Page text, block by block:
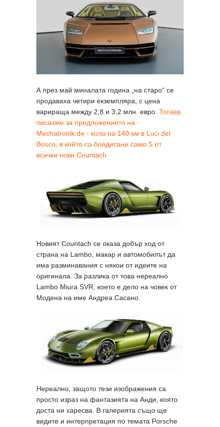
А през май миналата година „на старо“ се
продаваха четири екземпляра, с цена
варираща между 2,8 и 3,2 млн. евро. Тогава
писахме за предложението на
Mechatronik.de - кола на 140 км в Luci del
Bosco, в който са боядисани само 5 от
всички нови Countach.
Новият Countach се оказа добър ход от
страна на Lambo, макар и автомобилът да
има разминавания с някои от идеите на
оригинала. За разлика от това нереално
Lambo Miura SVR, което е дело на човек от
Модена на име Андреа Сасано.
Нереално, защото тези изображения са
просто израз на фантазията на Анди, която
доста ни харесва. В галерията също ще
видите и интерпретация по темата Porsche